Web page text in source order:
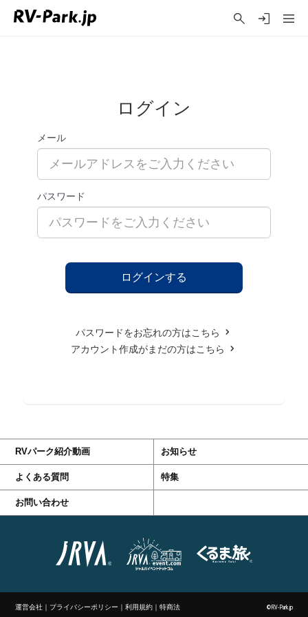
ログイン
メール
パスワード
パスワードをお忘れの方はこちら
アカウント作成がまだの方はこちら
RVパーク紹介動画 お知らせ
よくある質問 特集
お問い合わせ
運営会社 ｜ プライバシーポリシー ｜利用規約 ｜特商法 ©RV-Park.jp